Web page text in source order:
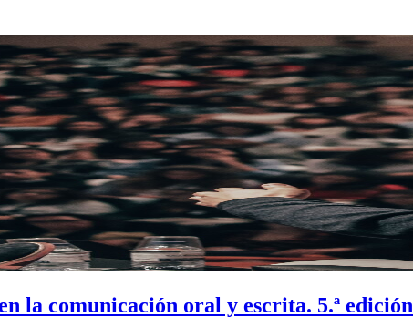
la comunicación oral y escrita. 5.ª edición